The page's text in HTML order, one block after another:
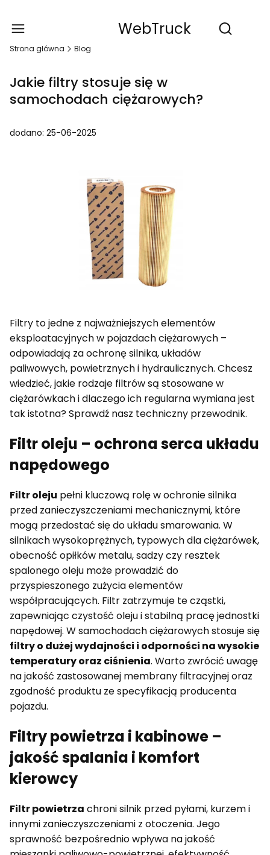
WebTruck Otwórz
Strona główna Blog
Jakie filtry stosuje się w
samochodach ciężarowych?
dodano: 25-06-2025
Filtry to jedne z najważniejszych elementów
eksploatacyjnych w pojazdach ciężarowych –
odpowiadają za ochronę silnika, układów
paliwowych, powietrznych i hydraulicznych. Chcesz
wiedzieć, jakie rodzaje filtrów są stosowane w
ciężarówkach i dlaczego ich regularna wymiana jest
tak istotna? Sprawdź nasz techniczny przewodnik.
Filtr oleju – ochrona serca układu
napędowego
Filtr oleju pełni kluczową rolę w ochronie silnika
przed zanieczyszczeniami mechanicznymi, które
mogą przedostać się do układu smarowania. W
silnikach wysokoprężnych, typowych dla ciężarówek,
obecność opiłków metalu, sadzy czy resztek
spalonego oleju może prowadzić do
przyspieszonego zużycia elementów
współpracujących. Filtr zatrzymuje te cząstki,
zapewniając czystość oleju i stabilną pracę jednostki
napędowej. W samochodach ciężarowych stosuje się
filtry o dużej wydajności i odporności na wysokie
temperatury oraz ciśnienia. Warto zwrócić uwagę
na jakość zastosowanej membrany filtracyjnej oraz
zgodność produktu ze specyfikacją producenta
pojazdu.
Filtry powietrza i kabinowe –
jakość spalania i komfort
kierowcy
Filtr powietrza chroni silnik przed pyłami, kurzem i
innymi zanieczyszczeniami z otoczenia. Jego
sprawność bezpośrednio wpływa na jakość